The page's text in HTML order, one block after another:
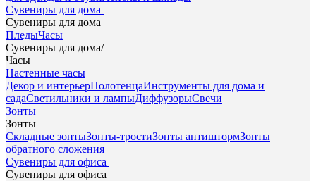
Сувениры для дома
Сувениры для дома
ПледыЧасы
Сувениры для дома/
Часы
Настенные часы
Декор и интерьерПолотенцаИнструменты для дома и
садаСветильники и лампыДиффузорыСвечи
Зонты
Зонты
Складные зонтыЗонты-тростиЗонты антиштормЗонты
обратного сложения
Сувениры для офиса
Сувениры для офиса